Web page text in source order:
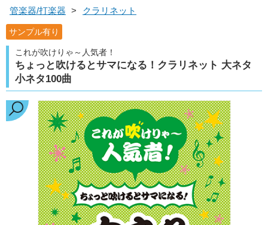
管楽器/打楽器 > クラリネット
サンプル有り
これが吹けりゃ～人気者！
ちょっと吹けるとサマになる！クラリネット 大ネタ
小ネタ100曲